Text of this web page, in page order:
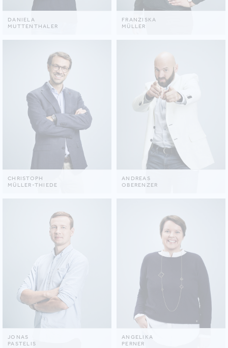
DANIELA
MUTTENTHALER
FRANZISKA
MÜLLER
CHRISTOPH
MÜLLER-THIEDE
ANDREAS
OBERENZER
JONAS
PASTELIS
ANGELIKA
PERNER